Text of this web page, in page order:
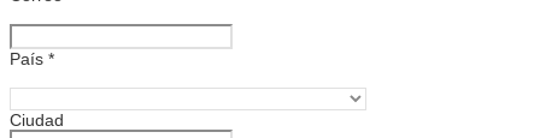
País *
Ciudad